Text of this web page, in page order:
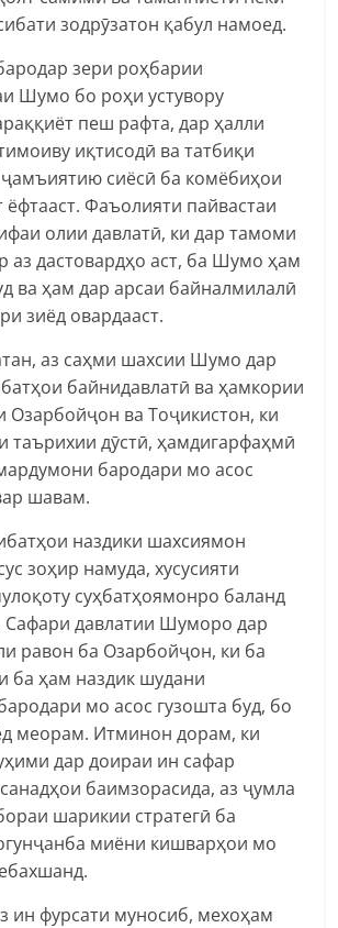
зодрӯзатон қабул намоед.
зери роҳбарии
Шумо бо роҳи устувору
пеш рафта, дар ҳалли
иқтисодӣ ва татбиқи
сиёсӣ ба комёбиҳои
ёфтааст. Фаъолияти пайвастаи
олии давлатӣ, ки дар тамоми
аз дастовардҳо аст, ба Шумо ҳам
ва ҳам дар арсаи байналмилалӣ
зиёд овардааст.
аз саҳми шахсии Шумо дар
байнидавлатӣ ва ҳамкории
Озарбойҷон ва Тоҷикистон, ки
таърихии дӯстӣ, ҳамдигарфаҳмӣ
бародари мо асос
шавам.
наздики шахсиямон
зоҳир намуда, хусусияти
суҳбатҳоямонро баланд
Сафари давлатии Шуморо дар
равон ба Озарбойҷон, ки ба
ба ҳам наздик шудани
мо асос гузошта буд, бо
меорам. Итминон дорам, ки
дар доираи ин сафар
баимзорасида, аз ҷумла
шарикии стратегӣ ба
миёни кишварҳои мо
ин фурсати муносиб, мехоҳам